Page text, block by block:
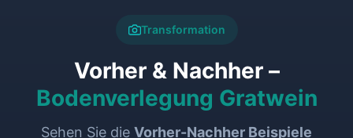
Transformation
Vorher & Nachher –
Bodenverlegung Gratwein
Sehen Sie die Vorher-Nachher Beispiele